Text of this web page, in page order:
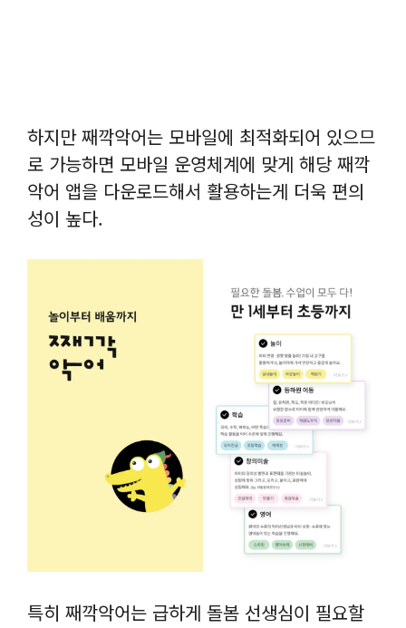
하지만 째깍악어는 모바일에 최적화되어 있으므
로 가능하면 모바일 운영체계에 맞게 해당 째깍
악어 앱을 다운로드해서 활용하는게 더욱 편의
성이 높다.
특히 째깍악어는 급하게 돌봄 선생심이 필요할